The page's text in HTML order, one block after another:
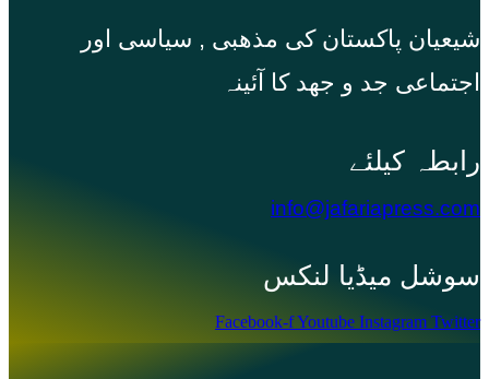
شیعیان پاکستان کی مذهبی , سیاسی اور
اجتماعی جد و جهد کا آئینہ
info@jafariapress.com​
سوشل میڈیا لنکس
Facebook-fYoutube Instagram Twitter